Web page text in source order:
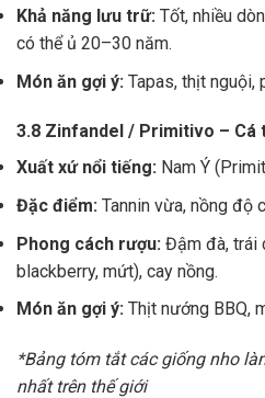
Khả năng lưu trữ: Tốt, nhiều
có thể ủ 20–30 năm.
Món ăn gợi ý: Tapas, thịt nguội,
3.8 Zinfandel / Primitivo – Cá
Xuất xứ nổi tiếng: Nam Ý
Đặc điểm: Tannin vừa, nồng độ
Phong cách rượu: Đậm đà, trái
blackberry, mứt), cay nồng.
Món ăn gợi ý: Thịt nướng BBQ,
*Bảng tóm tắt các giống nho
nhất trên thế giới